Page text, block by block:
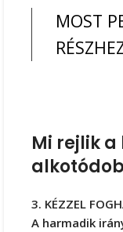
MOST
Mi rejlik
3. KÉZZEL
A harmadik